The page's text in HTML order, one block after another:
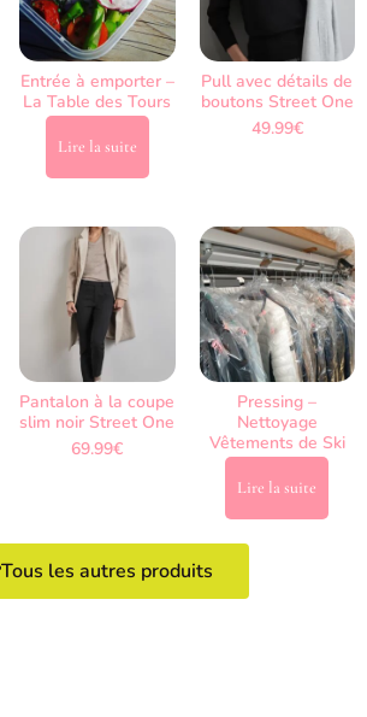
Entrée à emporter –
La Table des Tours
Lire la suite
Pull avec détails de
boutons Street One
49.99€
Pantalon à la coupe
slim noir Street One
69.99€
Pressing –
Nettoyage
Vêtements de Ski
Lire la suite
Tous les autres produits